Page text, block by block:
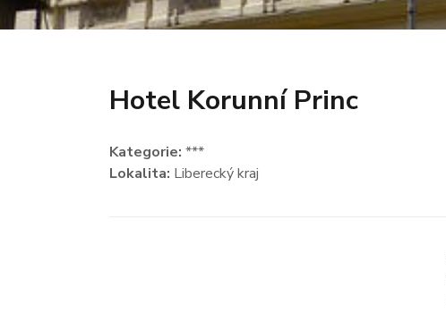
Hotel Korunní Princ
Kategorie: ***
Lokalita: Liberecký kraj